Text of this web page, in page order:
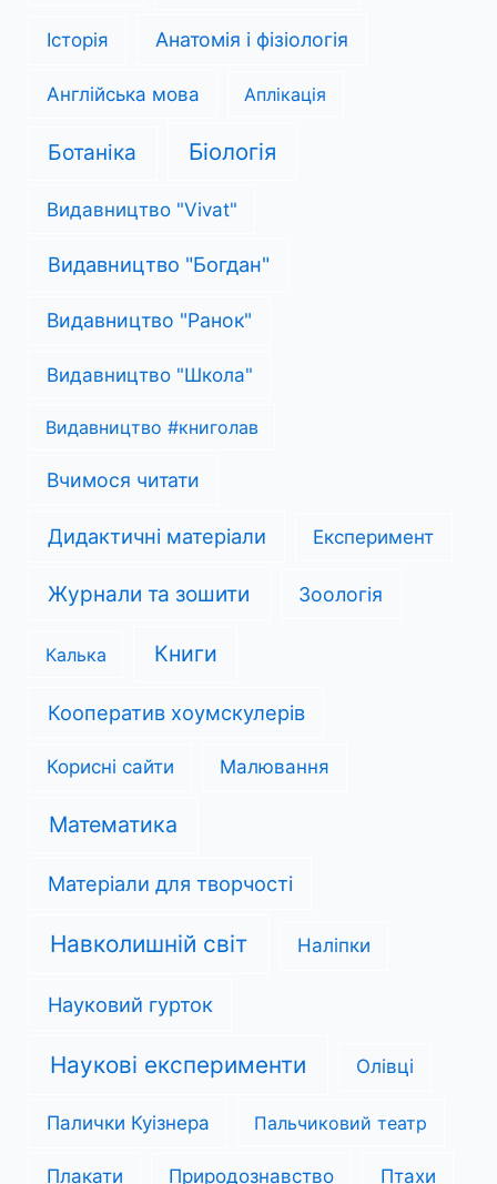
Історія Анатомія і фізіологія
Англійська мова Аплікація
Ботаніка Біологія
Видавництво "Vivat"
Видавництво "Богдан"
Видавництво "Ранок"
Видавництво "Школа"
Видавництво #книголав
Вчимося читати
Дидактичні матеріали Експеримент
Журнали та зошити Зоологія
Калька Книги
Кооператив хоумскулерів
Корисні сайти Малювання
Математика
Матеріали для творчості
Навколишній світ Наліпки
Науковий гурток
Наукові експерименти Олівці
Палички Куізнера Пальчиковий театр
Плакати Природознавство Птахи